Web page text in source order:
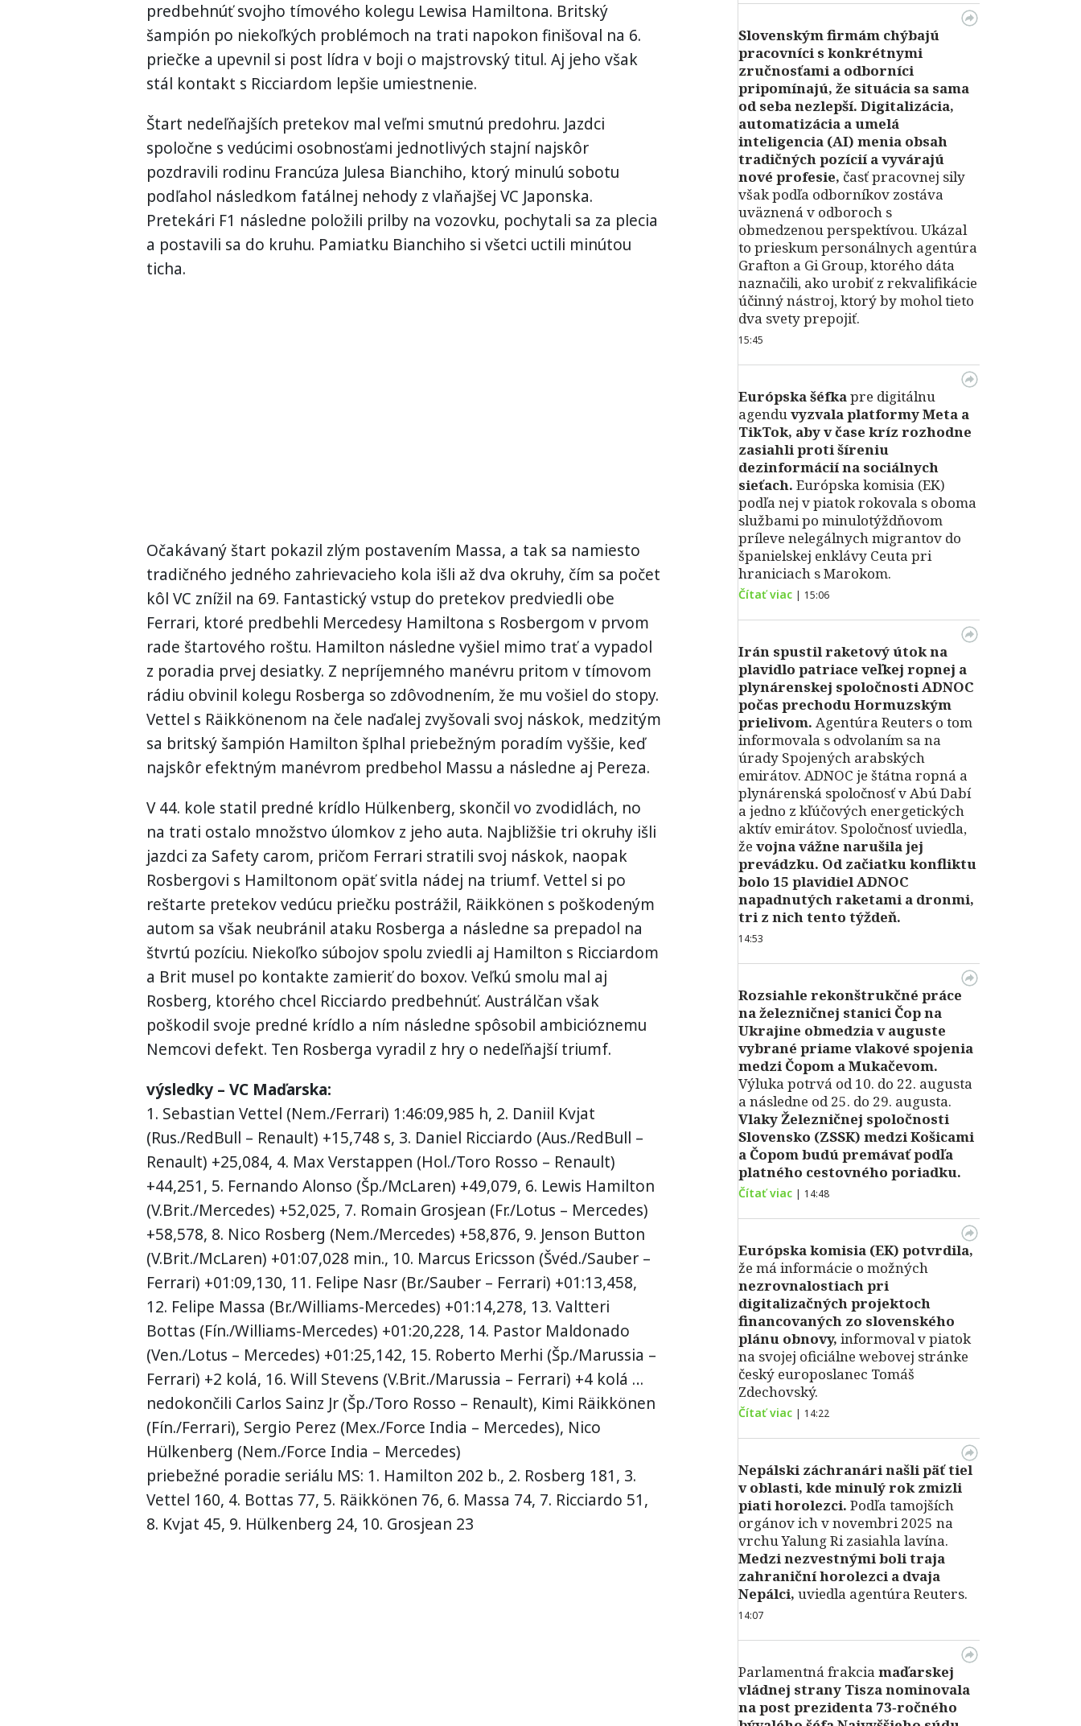
predbehnúť svojho tímového kolegu Lewisa Hamiltona. Britský
šampión po niekoľkých problémoch na trati napokon finišoval na 6.
priečke a upevnil si post lídra v boji o majstrovský titul. Aj jeho však
stál kontakt s Ricciardom lepšie umiestnenie.
Štart nedeľňajších pretekov mal veľmi smutnú predohru. Jazdci
spoločne s vedúcimi osobnosťami jednotlivých stajní najskôr
pozdravili rodinu Francúza Julesa Bianchiho, ktorý minulú sobotu
podľahol následkom fatálnej nehody z vlaňajšej VC Japonska.
Pretekári F1 následne položili prilby na vozovku, pochytali sa za plecia
a postavili sa do kruhu. Pamiatku Bianchiho si všetci uctili minútou
ticha.
Očakávaný štart pokazil zlým postavením Massa, a tak sa namiesto
tradičného jedného zahrievacieho kola išli až dva okruhy, čím sa počet
kôl VC znížil na 69. Fantastický vstup do pretekov predviedli obe
Ferrari, ktoré predbehli Mercedesy Hamiltona s Rosbergom v prvom
rade štartového roštu. Hamilton následne vyšiel mimo trať a vypadol
z poradia prvej desiatky. Z nepríjemného manévru pritom v tímovom
rádiu obvinil kolegu Rosberga so zdôvodnením, že mu vošiel do stopy.
Vettel s Räikkönenom na čele naďalej zvyšovali svoj náskok, medzitým
sa britský šampión Hamilton šplhal priebežným poradím vyššie, keď
najskôr efektným manévrom predbehol Massu a následne aj Pereza.
V 44. kole statil predné krídlo Hülkenberg, skončil vo zvodidlách, no
na trati ostalo množstvo úlomkov z jeho auta. Najbližšie tri okruhy išli
jazdci za Safety carom, pričom Ferrari stratili svoj náskok, naopak
Rosbergovi s Hamiltonom opäť svitla nádej na triumf. Vettel si po
reštarte pretekov vedúcu priečku postrážil, Räikkönen s poškodeným
autom sa však neubránil ataku Rosberga a následne sa prepadol na
štvrtú pozíciu. Niekoľko súbojov spolu zviedli aj Hamilton s Ricciardom
a Brit musel po kontakte zamieriť do boxov. Veľkú smolu mal aj
Rosberg, ktorého chcel Ricciardo predbehnúť. Austrálčan však
poškodil svoje predné krídlo a ním následne spôsobil ambicióznemu
Nemcovi defekt. Ten Rosberga vyradil z hry o nedeľňajší triumf.
výsledky – VC Maďarska:
1. Sebastian Vettel (Nem./Ferrari) 1:46:09,985 h, 2. Daniil Kvjat
(Rus./RedBull – Renault) +15,748 s, 3. Daniel Ricciardo (Aus./RedBull –
Renault) +25,084, 4. Max Verstappen (Hol./Toro Rosso – Renault)
+44,251, 5. Fernando Alonso (Šp./McLaren) +49,079, 6. Lewis Hamilton
(V.Brit./Mercedes) +52,025, 7. Romain Grosjean (Fr./Lotus – Mercedes)
+58,578, 8. Nico Rosberg (Nem./Mercedes) +58,876, 9. Jenson Button
(V.Brit./McLaren) +01:07,028 min., 10. Marcus Ericsson (Švéd./Sauber –
Ferrari) +01:09,130, 11. Felipe Nasr (Br./Sauber – Ferrari) +01:13,458,
12. Felipe Massa (Br./Williams-Mercedes) +01:14,278, 13. Valtteri
Bottas (Fín./Williams-Mercedes) +01:20,228, 14. Pastor Maldonado
(Ven./Lotus – Mercedes) +01:25,142, 15. Roberto Merhi (Šp./Marussia –
Ferrari) +2 kolá, 16. Will Stevens (V.Brit./Marussia – Ferrari) +4 kolá …
nedokončili Carlos Sainz Jr (Šp./Toro Rosso – Renault), Kimi Räikkönen
(Fín./Ferrari), Sergio Perez (Mex./Force India – Mercedes), Nico
Hülkenberg (Nem./Force India – Mercedes)
priebežné poradie seriálu MS: 1. Hamilton 202 b., 2. Rosberg 181, 3.
Vettel 160, 4. Bottas 77, 5. Räikkönen 76, 6. Massa 74, 7. Ricciardo 51,
8. Kvjat 45, 9. Hülkenberg 24, 10. Grosjean 23
Slovenským firmám chýbajú
pracovníci s konkrétnymi
zručnosťami a odborníci
pripomínajú, že situácia sa sama
od seba nezlepší. Digitalizácia,
automatizácia a umelá
inteligencia (AI) menia obsah
tradičných pozícií a vyvárajú
nové profesie, časť pracovnej sily
však podľa odborníkov zostáva
uväznená v odboroch s
obmedzenou perspektívou. Ukázal
to prieskum personálnych agentúra
Grafton a Gi Group, ktorého dáta
naznačili, ako urobiť z rekvalifikácie
účinný nástroj, ktorý by mohol tieto
dva svety prepojiť.
15:45
Európska šéfkapre digitálnu
agenduvyzvala platformy Meta a
TikTok, aby v čase kríz rozhodne
zasiahli proti šíreniu
dezinformácií na sociálnych
sieťach. Európska komisia (EK)
podľa nej v piatok rokovala s oboma
službami po minulotýždňovom
príleve nelegálnych migrantov do
španielskej enklávy Ceuta pri
hraniciach s Marokom.
Čítať viac | 15:06
Irán spustil raketový útok na
plavidlo patriace veľkej ropnej a
plynárenskej spoločnosti ADNOC
počas prechodu Hormuzským
prielivom. Agentúra Reuters o tom
informovala s odvolaním sa na
úrady Spojených arabských
emirátov. ADNOC je štátna ropná a
plynárenská spoločnosť v Abú Dabí
a jedno z kľúčových energetických
aktív emirátov. Spoločnosť uviedla,
že vojna vážne narušila jej
prevádzku. Od začiatku konfliktu
bolo 15 plavidiel ADNOC
napadnutých raketami a dronmi,
tri z nich tento týždeň.
14:53
Rozsiahle rekonštrukčné práce
na železničnej stanici Čop na
Ukrajine obmedzia v auguste
vybrané priame vlakové spojenia
medzi Čopom a Mukačevom.
Výluka potrvá od 10. do 22. augusta
a následne od 25. do 29. augusta.
Vlaky Železničnej spoločnosti
Slovensko (ZSSK) medzi Košicami
a Čopom budú premávať podľa
platného cestovného poriadku.
Čítať viac | 14:48
Európska komisia (EK) potvrdila,
že má informácie o možných
nezrovnalostiach pri
digitalizačných projektoch
financovaných zo slovenského
plánu obnovy, informoval v piatok
na svojej oficiálne webovej stránke
český europoslanec Tomáš
Zdechovský.
Čítať viac | 14:22
Nepálski záchranári našli päť tiel
v oblasti, kde minulý rok zmizli
piati horolezci. Podľa tamojších
orgánov ich v novembri 2025 na
vrchu Yalung Ri zasiahla lavína.
Medzi nezvestnými boli traja
zahraniční horolezci a dvaja
Nepálci, uviedla agentúra Reuters.
14:07
Parlamentná frakcia maďarskej
vládnej strany Tisza nominovala
na post prezidenta 73‑ročného